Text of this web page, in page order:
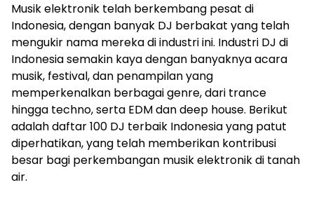
Musik elektronik telah berkembang pesat di
Indonesia, dengan banyak DJ berbakat yang telah
mengukir nama mereka di industri ini. Industri DJ di
Indonesia semakin kaya dengan banyaknya acara
musik, festival, dan penampilan yang
memperkenalkan berbagai genre, dari trance
hingga techno, serta EDM dan deep house. Berikut
adalah daftar 100 DJ terbaik Indonesia yang patut
diperhatikan, yang telah memberikan kontribusi
besar bagi perkembangan musik elektronik di tanah
air.